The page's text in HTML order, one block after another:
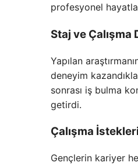
profesyonel
Staj ve Çalışma
Yapılan
deneyim
sonrası iş bulma
getirdi.
Çalışma
Gençlerin kariyer